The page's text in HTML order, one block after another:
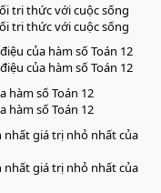
tri thức với cuộc sống
tri thức với cuộc sống
của hàm số Toán 12
của hàm số Toán 12
hàm số Toán 12
hàm số Toán 12
nhất giá trị nhỏ nhất của
nhất giá trị nhỏ nhất của